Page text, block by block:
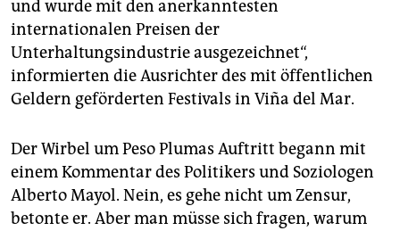
und wurde mit den anerkanntesten
internationalen Preisen der
Unterhaltungsindustrie ausgezeichnet“,
informierten die Ausrichter des mit öffentlichen
Geldern geförderten Festivals in Viña del Mar.
Der Wirbel um Peso Plumas Auftritt begann mit
einem Kommentar des Politikers und Soziologen
Alberto Mayol. Nein, es gehe nicht um Zensur,
betonte er. Aber man müsse sich fragen, warum